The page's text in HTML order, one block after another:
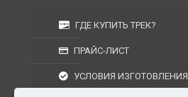
ГДЕ КУПИТЬ ТРЕК?
ПРАЙС-ЛИСТ
УСЛОВИЯ ИЗГОТОВЛЕНИЯ